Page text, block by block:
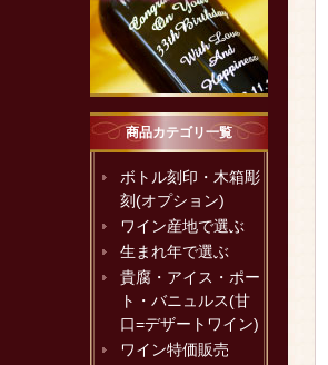
商品カテゴリ一覧
ボトル刻印・木箱彫
刻(オプション)
ワイン産地で選ぶ
生まれ年で選ぶ
貴腐・アイス・ポー
ト・バニュルス(甘
口=デザートワイン)
ワイン特価販売